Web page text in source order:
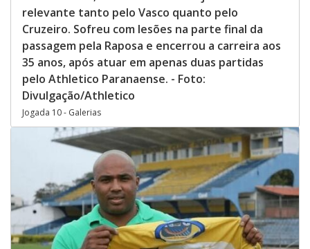
relevante tanto pelo Vasco quanto pelo
Cruzeiro. Sofreu com lesões na parte final da
passagem pela Raposa e encerrou a carreira aos
35 anos, após atuar em apenas duas partidas
pelo Athletico Paranaense. - Foto:
Divulgação/Athletico
Jogada 10 - Galerias